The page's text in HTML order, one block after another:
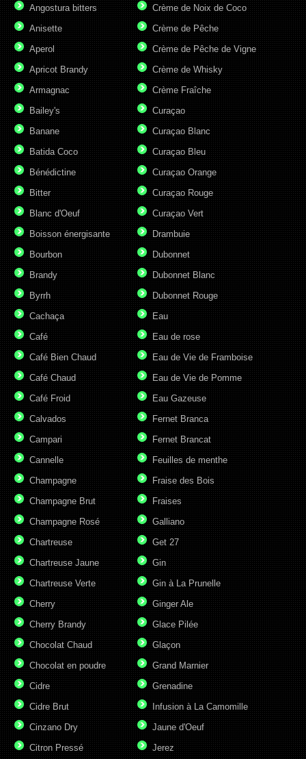
Angostura bitters
Anisette
Aperol
Apricot Brandy
Armagnac
Bailey's
Banane
Batida Coco
Bénédictine
Bitter
Blanc d'Oeuf
Boisson énergisante
Bourbon
Brandy
Byrrh
Cachaça
Café
Café Bien Chaud
Café Chaud
Café Froid
Calvados
Campari
Cannelle
Champagne
Champagne Brut
Champagne Rosé
Chartreuse
Chartreuse Jaune
Chartreuse Verte
Cherry
Cherry Brandy
Chocolat Chaud
Chocolat en poudre
Cidre
Cidre Brut
Cinzano Dry
Citron Pressé
Crème de Noix de Coco
Crème de Pêche
Crème de Pêche de Vigne
Crème de Whisky
Crème Fraîche
Curaçao
Curaçao Blanc
Curaçao Bleu
Curaçao Orange
Curaçao Rouge
Curaçao Vert
Drambuie
Dubonnet
Dubonnet Blanc
Dubonnet Rouge
Eau
Eau de rose
Eau de Vie de Framboise
Eau de Vie de Pomme
Eau Gazeuse
Fernet Branca
Fernet Brancat
Feuilles de menthe
Fraise des Bois
Fraises
Galliano
Get 27
Gin
Gin à La Prunelle
Ginger Ale
Glace Pilée
Glaçon
Grand Marnier
Grenadine
Infusion à La Camomille
Jaune d'Oeuf
Jerez